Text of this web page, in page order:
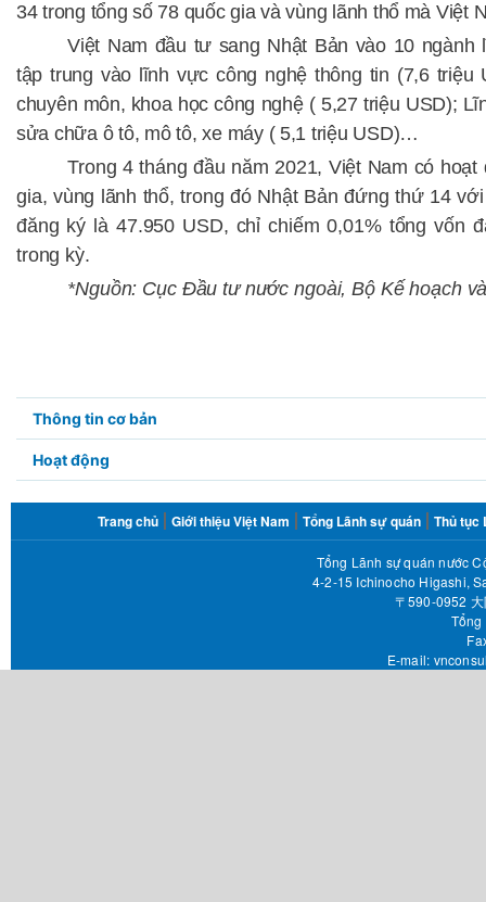
34trong tổngsố 78quốc gia và vùng lãnh thổ mà Việt
Việt Nam đầu tư sang Nhật Bản vào 10 ngành
tập trung vào lĩnh vực công nghệ thông tin (7,6 triệu
chuyên môn, khoa học công nghệ (5,27 triệu USD);
sửa chữa ô tô, mô tô, xe máy (5,1 triệu USD)…
Trong 4 tháng đầu năm 2021, Việt Nam có hoạt
gia, vùng lãnh thổ, trong đó Nhật Bản đứng thứ 14với
đăng ký là 47.950 USD, chỉ chiếm 0,01% tổng vốn
trong kỳ.
*Nguồn: Cục Đầu tư nước ngoài, Bộ Kế hoạch
Submenu3
in
page
Thông tin cơ bản
Hoạt động
MENU
Trang chủ Giới thiệu Việt Nam Tổng Lãnh sự quán Thủ tục
Tổng Lãnh sự quán nước
4-2-15 Ichinocho Higashi,
〒590-0952
E-mail: